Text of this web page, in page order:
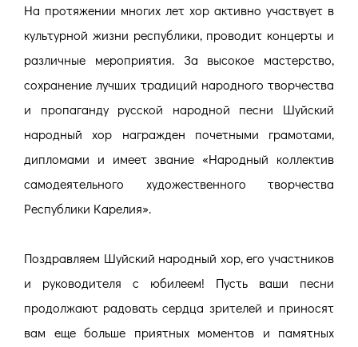
На протяжении многих лет хор активно участвует в
культурной жизни республики, проводит концерты и
различные мероприятия. За высокое мастерство,
сохранение лучших традиций народного творчества
и пропаганду русской народной песни Шуйский
народный хор награжден почетными грамотами,
дипломами и имеет звание «Народный коллектив
самодеятельного художественного творчества
Республики Карелия».
Поздравляем Шуйский народный хор, его участников
и руководителя с юбилеем! Пусть ваши песни
продолжают радовать сердца зрителей и приносят
вам еще больше приятных моментов и памятных